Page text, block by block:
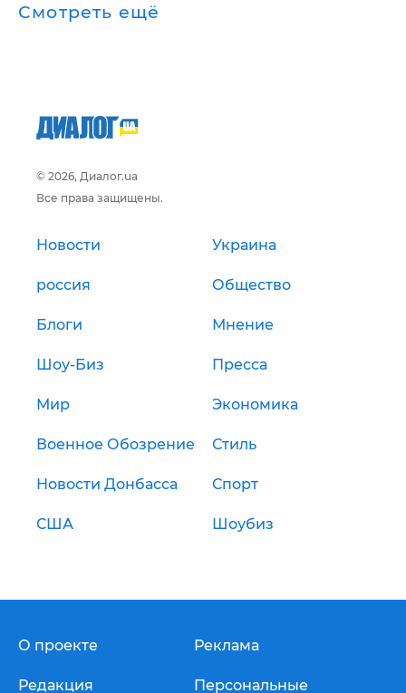
Смотреть ещё
© 2026, Диалог.ua
Все права защищены.
Новости Украина
россия Общество
Блоги Мнение
Шоу-Биз Пресса
Мир Экономика
Военное Обозрение Стиль
Новости Донбасса Спорт
США Шоубиз
О проекте
Редакция
Реклама
Персональные